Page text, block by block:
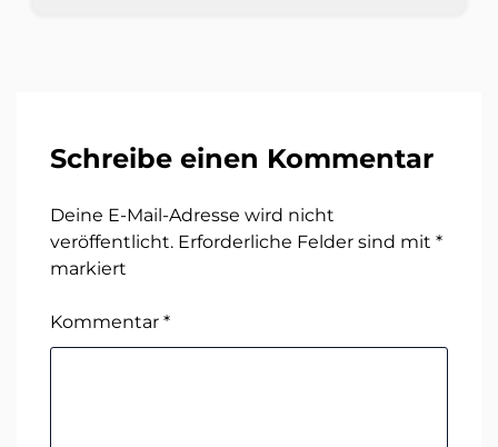
Schreibe einen Kommentar
Deine E-Mail-Adresse wird nicht
veröffentlicht. Erforderliche Felder sind mit *
markiert
Kommentar *